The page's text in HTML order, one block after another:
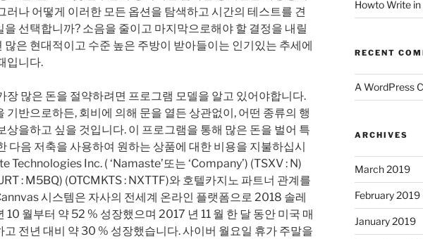
러나 어떻게 이러한 모든 옵션을 탐색하고 시간의 테스트를 견
을 선택합니까? 소음을 줄이고 마지막으로해야 할 결정을 내릴
많은 현대적이고 수준 높은 주방이 받아들이는 인기있는 추세에
입니다.
장 많은 돈을 절약하려면 프로그램 모델을 알고 있어야합니다.
기반으로하든, 회비에 ​​의해 문을 열든 상관없이, 어떤 종류의 행
상을하고 싶을 것입니다. 이 프로그램을 통해 많은 돈을 벌어 특
다음 저축을 사용하여 원하는 상품에 대한 비용을 지불하십시
Technologies Inc. ( ‘Namaste’또는 ‘Company’) (TSXV : N)
: M5BQ) (OTCMKTS : NXTTF)와 호텔카지노 파트너 관계를
시스템은 자사의 전세계 온라인 플랫폼으로 2018 솔레
10 월부터 약 52 % 성장했으며 2017 년 11 월 한 달 동안 미국 매
고 전년 대비 약 30 % 성장했습니다. 사이버 월요일 휴가 주말을
Howto Write
RECENT
A WordPress
ARCHIVES
March 2019
February 2019
January 2019